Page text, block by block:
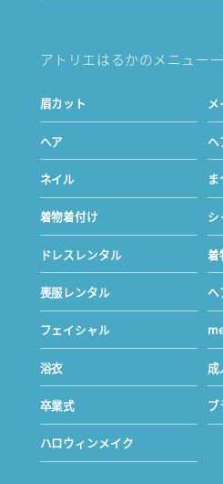
アトリエはるかのメニュー
眉カット メ
ヘア ヘ
ネイル
着物着付け シ
ドレスレンタル 着
喪服レンタル ヘ
フェイシャル
浴衣 成
卒業式 ブ
ハロウィンメイク